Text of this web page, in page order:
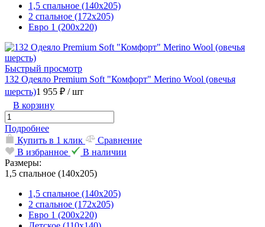
1,5 спальное (140х205)
2 спальное (172х205)
Евро 1 (200х220)
Быстрый просмотр
132 Одеяло Premium Soft "Комфорт" Merino Wool (овечья
шерсть)1 955 ₽ / шт
В корзину
Подробнее
Купить в 1 клик
Сравнение
В избранное
В наличии
Размеры:
1,5 спальное (140х205)
1,5 спальное (140х205)
2 спальное (172х205)
Евро 1 (200х220)